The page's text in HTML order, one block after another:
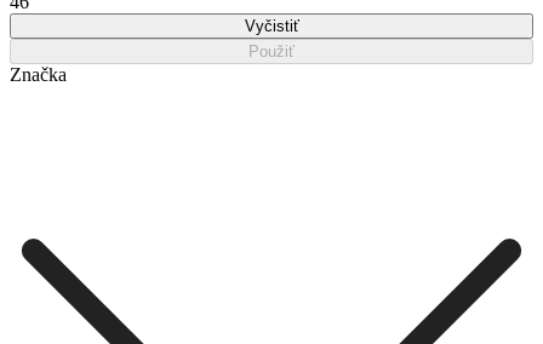
Vyčistiť
Použiť
Značka